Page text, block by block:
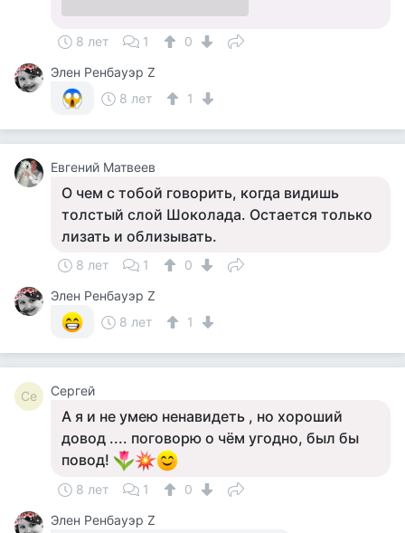
8 лет 1
0
Элен Ренбауэр Z
8 лет
1
Евгений Матвеев
О чем с тобой говорить, когда видишь
толстый слой Шоколада. Остается только
лизать и облизывать.
8 лет 1
0
Элен Ренбауэр Z
8 лет
1
Се Сергей
А я и не умею ненавидеть , но хороший
довод .... поговорю о чём угодно, был бы
повод!
8 лет 1
0
Элен Ренбауэр Z